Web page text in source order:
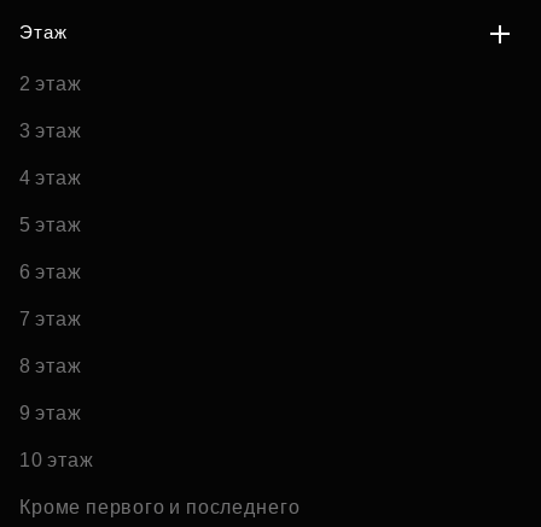
Этаж
2 этаж
3 этаж
4 этаж
5 этаж
6 этаж
7 этаж
8 этаж
9 этаж
10 этаж
Кроме первого и последнего